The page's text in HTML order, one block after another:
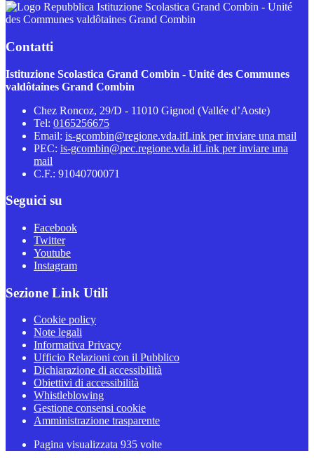
Istituzione Scolastica Grand Combin - Unité
des Communes valdôtaines Grand Combin
Contatti
Istituzione Scolastica Grand Combin - Unité des Communes
valdôtaines Grand Combin
Chez Roncoz, 29/D - 11010 Gignod (Vallée d’Aoste)
Tel: 0165256675
Email: is-gcombin@regione.vda.itLink per inviare una mail
PEC: is-gcombin@pec.regione.vda.itLink per inviare una
mail
C.F.: 91040700071
Seguici su
Facebook
Twitter
Youtube
Instagram
Sezione Link Utili
Cookie policy
Note legali
Informativa Privacy
Ufficio Relazioni con il Pubblico
Dichiarazione di accessibilità
Obiettivi di accessibilità
Whistleblowing
Gestione consensi cookie
Amministrazione trasparente
Pagina visualizzata 935 volte